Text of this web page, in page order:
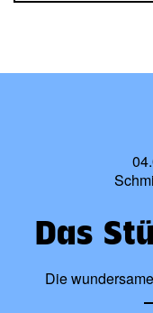
Das
Die